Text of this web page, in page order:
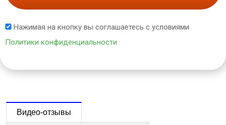
Нажимая на кнопку вы соглашаетесь с условиями
Политики конфиденциальности
Видео-отзывы